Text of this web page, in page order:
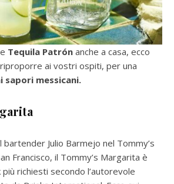
Tequila Patrón anche a casa, ecco
ai vostri ospiti, per una
sapori messicani.
Julio Barmejo nel Tommy’s
Francisco, il Tommy’s Margarita è
richiesti secondo l’autorevole